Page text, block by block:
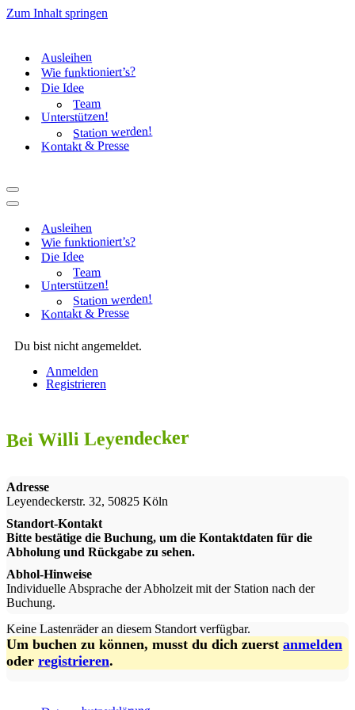
Zum Inhalt springen
Ausleihen
Wie funktioniert’s?
Die Idee
Team
Unterstützen!
Station werden!
Kontakt & Presse
Navigationsmenü
Navigationsmenü
Ausleihen
Wie funktioniert’s?
Die Idee
Team
Unterstützen!
Station werden!
Kontakt & Presse
Du bist nicht angemeldet.
Anmelden
Registrieren
Bei Willi Leyendecker
Adresse
Leyendeckerstr. 32, 50825 Köln
Standort-Kontakt
Bitte bestätige die Buchung, um die Kontaktdaten für die
Abholung und Rückgabe zu sehen.
Abhol-Hinweise
Individuelle Absprache der Abholzeit mit der Station nach der
Buchung.
Keine Lastenräder an diesem Standort verfügbar.
Um buchen zu können, musst du dich zuerst anmelden
oder registrieren.